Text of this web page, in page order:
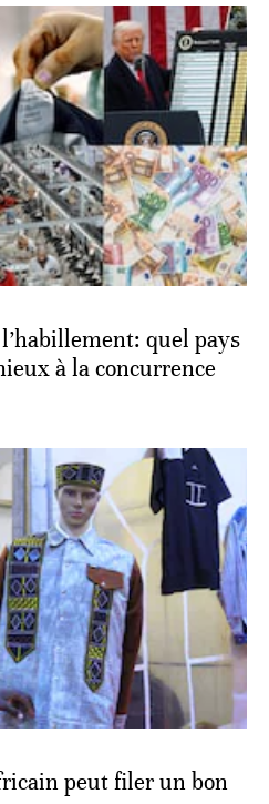
quel pays
à la concurrence
peut filer un bon